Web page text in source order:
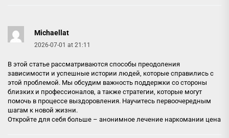
Michaellat
2026-07-01 at 21:11
В этой статье рассматриваются способы преодоления
зависимости и успешные истории людей, которые справились с
этой проблемой. Мы обсудим важность поддержки со стороны
близких и профессионалов, а также стратегии, которые могут
помочь в процессе выздоровления. Научитесь первоочередным
шагам к новой жизни.
Откройте для себя больше – анонимное лечение наркомании цена